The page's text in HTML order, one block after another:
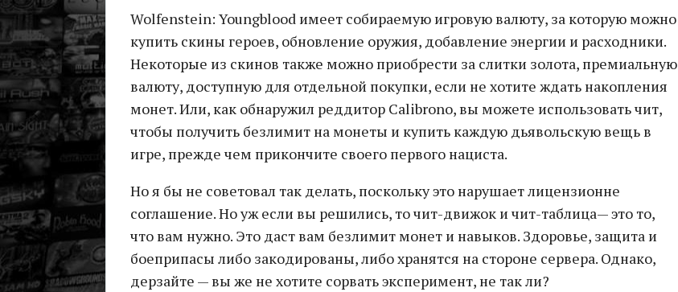
Wolfenstein: Youngblood имеет собираемую игровую валюту, за которую можно
купить скины героев, обновление оружия, добавление энергии и расходники.
Некоторые из скинов также можно приобрести за слитки золота, премиальную
валюту, доступную для отдельной покупки, если не хотите ждать накопления
монет. Или, как обнаружил реддитор Calibrono, вы можете использовать чит,
чтобы получить безлимит на монеты и купить каждую дьявольскую вещь в
игре, прежде чем прикончите своего первого нациста.
Но я бы не советовал так делать, поскольку это нарушает лицензионне
соглашение. Но уж если вы решились, то чит-движок и чит-таблица— это то,
что вам нужно. Это даст вам безлимит монет и навыков. Здоровье, защита и
боеприпасы либо закодированы, либо хранятся на стороне сервера. Однако,
дерзайте — вы же не хотите сорвать эксперимент, не так ли?